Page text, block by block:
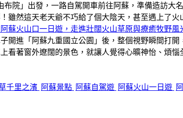
院」出發，一路自駕開車前往阿蘇，準備造訪大
雖然這天老天爺不巧給了個大陰天，甚至遇上了
蘇火山口一日遊，走進壯闊火山草原與療癒牧野風
開進「阿蘇九重國立公園」後，整個視野瞬間打
看著窗外遼闊的景色，就讓人覺得心曠神怡、煩惱
千里之濱 阿蘇景點 阿蘇自駕遊 阿蘇火山一日遊